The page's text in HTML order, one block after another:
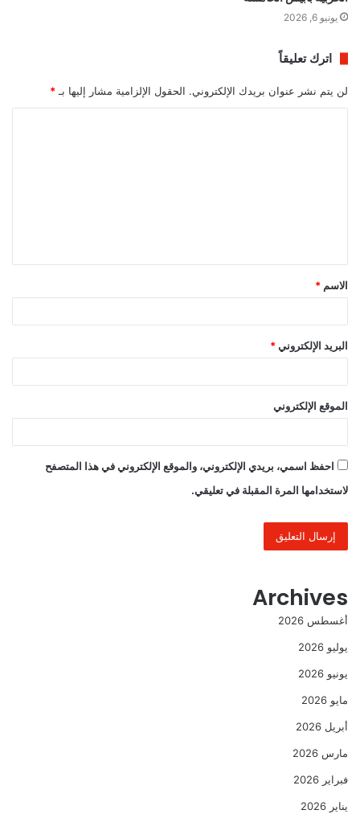
يونيو 6, 2026
اترك تعليقاً
لن يتم نشر عنوان بريدك الإلكتروني. الحقول الإلزامية مشار إليها بـ *
ق
*
الاسم *
البريد الإلكتروني *
الموقع الإلكتروني
احفظ اسمي، بريدي الإلكتروني، والموقع الإلكتروني في هذا المتصفح
لاستخدامها المرة المقبلة في تعليقي.
Archives
أغسطس 2026
يوليو 2026
يونيو 2026
مايو 2026
أبريل 2026
مارس 2026
فبراير 2026
يناير 2026